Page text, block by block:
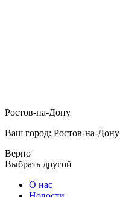
Ростов-на-Дону
Ваш город: Ростов-на-Дону
Верно
Выбрать другой
О нас